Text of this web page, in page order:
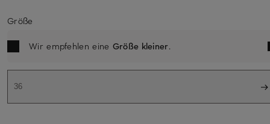
Größe
Wir empfehlen eine Größe kleiner.
36